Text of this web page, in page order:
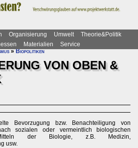
Organisierung Umwelt
Theorie&Politik
Materialien
Service
»Biopolitiken
VON OBEN &
Bevorzugung bzw. Benachteiligung von
sozialen oder vermeintlich biologischen
der Biologie, z.B. Medizin,
usw.